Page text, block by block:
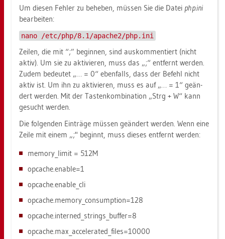
Um die­sen Feh­ler zu be­he­ben, müs­sen Sie die Datei php.​ini
be­ar­bei­ten:
nano /etc/php/8.1/apache2/php.ini
Zei­len, die mit “;” be­gin­nen, sind aus­kom­men­tiert (nicht
aktiv). Um sie zu ak­ti­vie­ren, muss das „;“ ent­fernt wer­den.
Zudem be­deu­tet „… = 0“ eben­falls, dass der Be­fehl nicht
aktiv ist. Um ihn zu ak­ti­vie­ren, muss es auf „… = 1“ ge­än­
dert wer­den. Mit der Tas­ten­kom­bi­na­ti­on „Strg + W“ kann
ge­sucht wer­den.
Die fol­gen­den Ein­trä­ge müs­sen ge­än­dert wer­den. Wenn eine
Zeile mit einem „;" be­ginnt, muss die­ses ent­fernt wer­den:
me­mo­ry_li­mit = 512M
op­cache.enable=1
op­cache.enable_­cli
op­cache.me­mo­ry_­con­sump­ti­on=128
op­cache.in­ter­ne­d_strings­_buf­fer=8
op­cache.ma­x_ac­ce­le­ra­te­d_­files=10000